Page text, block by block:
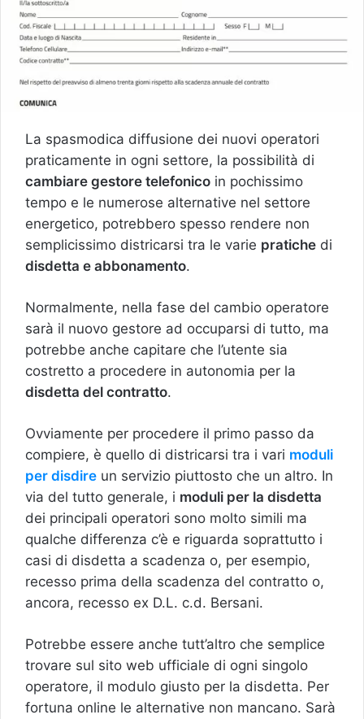
La spasmodica diffusione dei nuovi operatori
praticamente in ogni settore, la possibilità di
cambiare gestore telefonico in pochissimo
tempo e le numerose alternative nel settore
energetico, potrebbero spesso rendere non
semplicissimo districarsi tra le varie pratiche di
disdetta e abbonamento.
Normalmente, nella fase del cambio operatore
sarà il nuovo gestore ad occuparsi di tutto, ma
potrebbe anche capitare che l’utente sia
costretto a procedere in autonomia per la
disdetta del contratto.
Ovviamente per procedere il primo passo da
compiere, è quello di districarsi tra i vari moduli
per disdire un servizio piuttosto che un altro. In
via del tutto generale, i moduli per la disdetta
dei principali operatori sono molto simili ma
qualche differenza c’è e riguarda soprattutto i
casi di disdetta a scadenza o, per esempio,
recesso prima della scadenza del contratto o,
ancora, recesso ex D.L. c.d. Bersani.
Potrebbe essere anche tutt’altro che semplice
trovare sul sito web ufficiale di ogni singolo
operatore, il modulo giusto per la disdetta. Per
fortuna online le alternative non mancano. Sarà